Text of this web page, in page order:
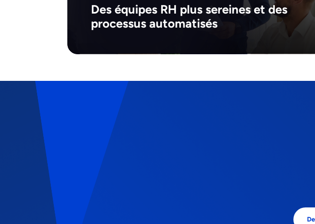
Des équipes RH plus sereines et des
processus automatisés